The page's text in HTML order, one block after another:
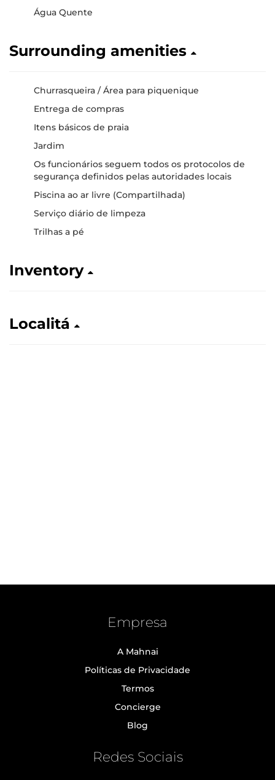
Água Quente
Surrounding amenities
Churrasqueira / Área para piquenique
Entrega de compras
Itens básicos de praia
Jardim
Os funcionários seguem todos os protocolos de
segurança definidos pelas autoridades locais
Piscina ao ar livre (Compartilhada)
Serviço diário de limpeza
Trilhas a pé
Inventory
Localitá
Empresa
A Mahnai
Políticas de Privacidade
Termos
Concierge
Blog
Redes Sociais